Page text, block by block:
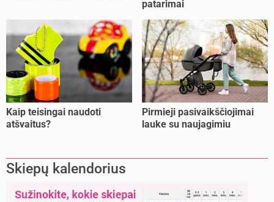
patarimai
Kaip teisingai naudoti
atšvaitus?
Pirmieji pasivaikščiojimai
lauke su naujagimiu
Skiepų kalendorius